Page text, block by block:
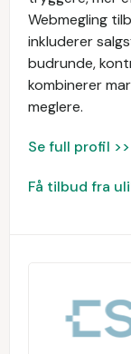
Webmegling
inkluderer
budrunde,
kombinerer
meglere.
Se full profil >>
Få tilbud fra